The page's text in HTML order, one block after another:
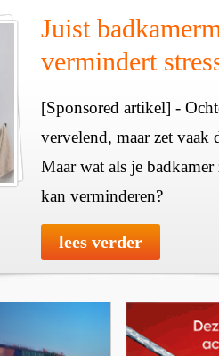
Juist
vermindert
[Sponsored artikel] -
vervelend, maar zet vaak
Maar wat als je
kan verminderen?
lees verder